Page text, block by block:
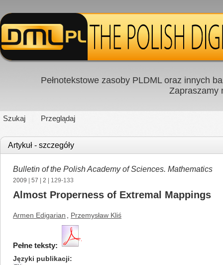
Pełnotekstowe zasoby PLDML oraz innych
Zapraszamy
Szukaj Przeglądaj
Artykuł - szczegóły
Bulletin of the Polish Academy of Sciences. Mathematics
2009 57 2 | 129-133
Almost Properness of Extremal Mappings
Armen Edigarian Przemysław Kliś
Pełne teksty:
Języki publikacji